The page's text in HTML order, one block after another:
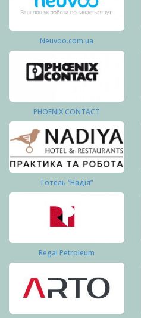
Neuvoo.com.ua
PHOENIX CONTACT
Готель “Надія”
Regal Petroleum